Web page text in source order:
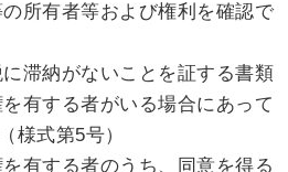
所有者等および権利を確認で
滞納がないことを証する書類
有する者がいる場合にあって
様式第5号）
有する者のうち、同意を得る